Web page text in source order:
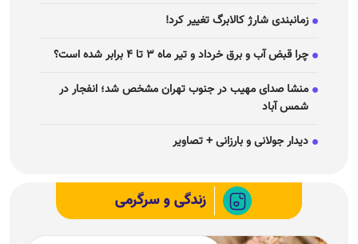
زمانبندی شارژ کالابرگ تغییر کرد!
چرا قبض آب و برق خرداد و تیر ماه ۳ تا ۴ برابر شده است؟
منشا صدای مهیب در جنوب تهران مشخص شد؛ انفجار در
شمس آباد
دیدار جولانی و بارزانی + تصاویر
زندگی و سرگرمی